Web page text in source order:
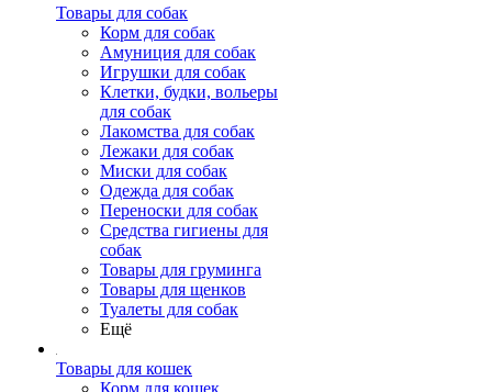
Товары для собак
Корм для собак
Амуниция для собак
Игрушки для собак
Клетки, будки, вольеры
для собак
Лакомства для собак
Лежаки для собак
Миски для собак
Одежда для собак
Переноски для собак
Средства гигиены для
собак
Товары для груминга
Товары для щенков
Туалеты для собак
Ещё
Товары для кошек
Корм для кошек